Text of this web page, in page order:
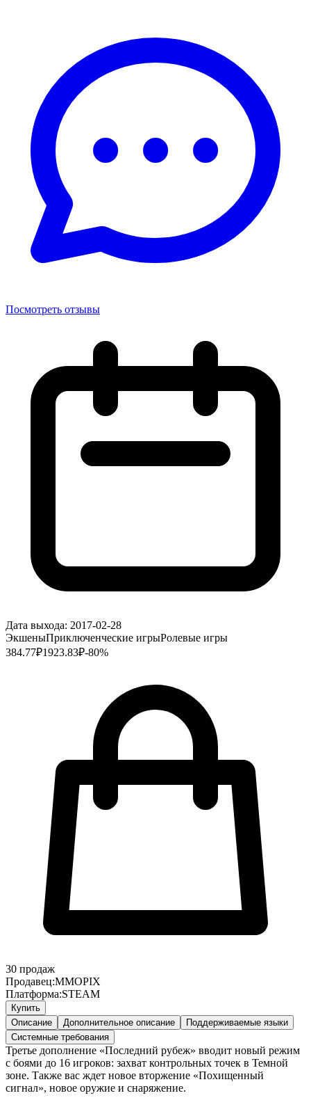
Посмотреть отзывы
Дата выхода: 2017-02-28
ЭкшеныПриключенческие игрыРолевые игры
384.77₽1923.83₽-80%
30 продаж
Продавец:MMOPIX
Платформа:STEAM
Купить
Описание
Дополнительное описание
Поддерживаемые языки
Системные требования
Третье дополнение «Последний рубеж» вводит новый режим
с боями до 16 игроков: захват контрольных точек в Темной
зоне. Также вас ждет новое вторжение «Похищенный
сигнал», новое оружие и снаряжение.